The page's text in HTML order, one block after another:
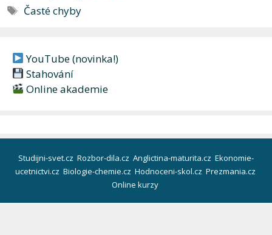
Štítky
Časté chyby
YouTube (novinka!)
Stahování
Online akademie
Studijni-svet.cz Rozbor-dila.cz Anglictina-maturita.cz Ekonomie-
ucetnictvi.cz Biologie-chemie.cz Hodnoceni-skol.cz Prezmania.cz
Online kurzy